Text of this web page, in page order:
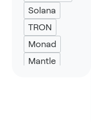
Eternl
UniSat
Solana
TRON
Monad
Mantle